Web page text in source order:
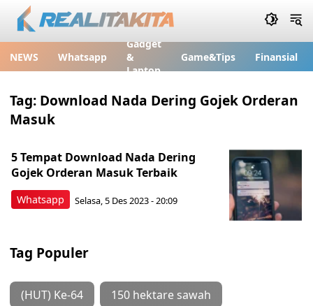
NEWS Whatsapp
Gadget
&
Laptop
Game&Tips Finansial
Tag: Download Nada Dering Gojek Orderan
Masuk
Whatsapp
5 Tempat Download Nada Dering
Gojek Orderan Masuk Terbaik
Selasa, 5 Des 2023 - 20:09
Tag Populer
(HUT) Ke-64 150 hektare sawah